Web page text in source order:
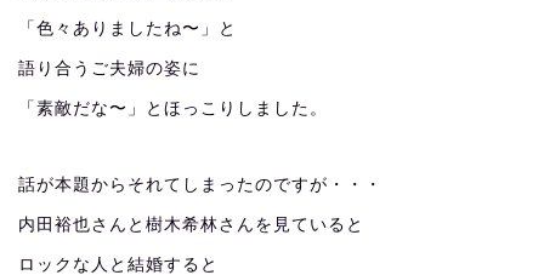
「色々ありましたね〜」と
語り合うご夫婦の姿に
「素敵だな〜」とほっこりしました。
話が本題からそれてしまったのですが・・・
内田裕也さんと樹木希林さんを見ていると
ロックな人と結婚すると